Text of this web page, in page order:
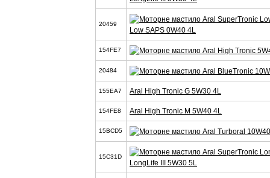
20459
Low SAPS 0W40 4L
154FE7
20484
155EA7 Aral High Tronic G 5W30 4L
154FE8 Aral High Tronic M 5W40 4L
15BCD5
15C31D
LongLife III 5W30 5L